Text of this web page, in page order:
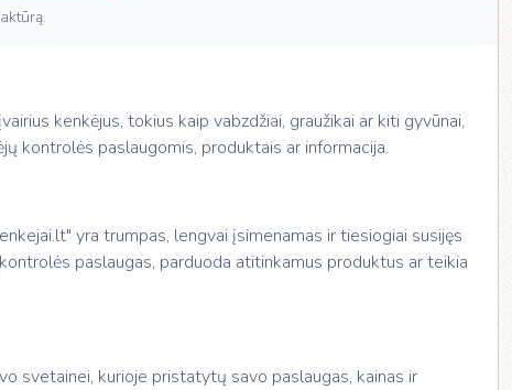
kenkėjus, tokius kaip vabzdžiai, graužikai ar kiti gyvūnai,
kontrolės paslaugomis, produktais ar informacija.
yra trumpas, lengvai įsimenamas ir tiesiogiai susijęs
paslaugas, parduoda atitinkamus produktus ar teikia
svetainei, kurioje pristatytų savo paslaugas, kainas ir